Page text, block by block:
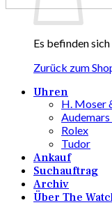
Es befinden
Zurück zum
Uhren
H. Moser
Rolex
Tudor
Ankauf
Suchauftrag
Archiv
Über The